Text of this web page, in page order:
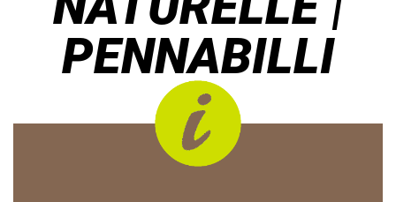
PENNABILLI